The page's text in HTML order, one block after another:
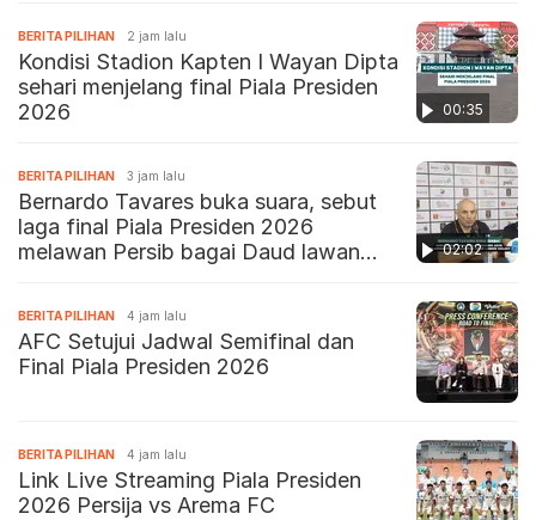
00:35
BERITA PILIHAN 2 jam lalu
Kondisi Stadion Kapten I Wayan Dipta
sehari menjelang final Piala Presiden
2026
02:02
BERITA PILIHAN 3 jam lalu
Bernardo Tavares buka suara, sebut
laga final Piala Presiden 2026
melawan Persib bagai Daud lawan
BERITA PILIHAN 4 jam lalu
AFC Setujui Jadwal Semifinal dan
Final Piala Presiden 2026
BERITA PILIHAN 4 jam lalu
Link Live Streaming Piala Presiden
2026 Persija vs Arema FC